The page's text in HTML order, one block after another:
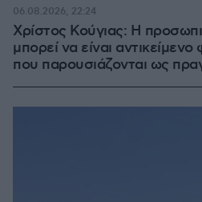
Χρίστος Κούγιας: Η
μπορεί να είναι
που παρουσιάζονται ως
06.08.2026, 22:24